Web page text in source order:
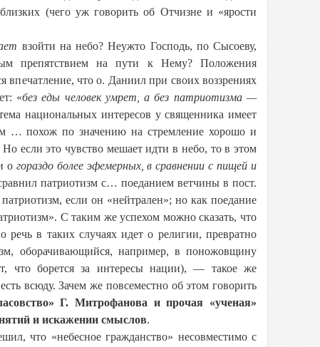
(чего уж говорить об Отчизне и «ярости
взойти на небо? Неужто Господь, по Сысоеву,
препятствием на пути к Нему? Положения
впечатление, что о. Даниил при своих воззрениях
«без еды человек умрет, а без патриотизма —
национальных интересов у священника имеет
… похож по значению на стремление хорошо и
если это чувство мешает идти в небо, то в этом
о гораздо более эфемерных, в сравнении с пищей и
патриотизм с… поеданием ветчины в пост.
если он «нейтрален»; но как поедание
С таким же успехом можно сказать, что
речь в таких случаях идет о религии, превратно
оборачивающийся, например, в поножовщину
что борется за интересы нации), — такое же
всюду. Зачем же повсеместно об этом говорить
Г. Митрофанова и прочая «ученая»
и искажении смыслов.
что «небесное гражданство» несовместимо с